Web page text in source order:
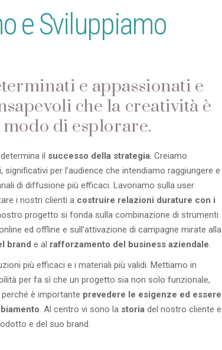
e Sviluppiamo
e appassionati e
che la creatività è
di esplorare.
il successo della strategia. Creiamo
per l’audience che intendiamo raggiungere e
di diffusione più efficaci. Lavoriamo sulla user
i nostri clienti a costruire relazioni durature con i
progetto si fonda sulla combinazione di strumenti
ed offline e sull’attivazione di campagne mirate alla
brand e al rafforzamento del business aziendale.
più efficaci e i materiali più validi. Mettiamo in
per fa sì che un progetto sia non solo funzionale,
è importante prevedere le esigenze ed essere
. Al centro vi sono la storia del nostro cliente e
e del suo brand.